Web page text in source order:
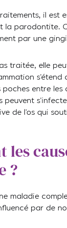
il est
la parodontite.
par une
traitée, elle
s’étend
entre les
peuvent
de l’os qui
les
?
maladie
par de